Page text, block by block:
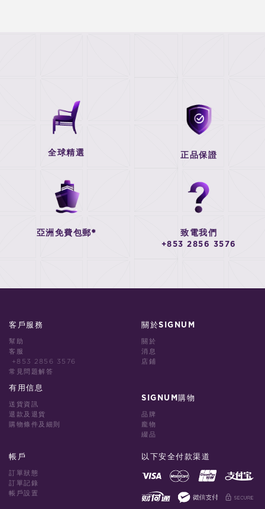
全球精選 正品保證
亞洲免費包郵* 致電我們
+853 2856 3576
客戶服務
幫助
客服
+853 2856 3576
常見問題解答
有用信息
送貨資訊
退款及退貨
購物條件及細則
關於SIGNUM
關於
消息
店鋪
SIGNUM購物
品牌
龐物
綴品
帳戶
訂單狀態
訂單記錄
帳戶設置
以下安全付款渠道